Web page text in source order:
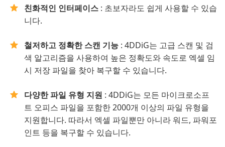
친화적인 인터페이스 : 초보자라도 쉽게 사용할 수 있습
니다.
철저하고 정확한 스캔 기능 : 4DDiG는 고급 스캔 및 검
색 알고리즘을 사용하여 높은 정확도와 속도로 엑셀 임
시 저장 파일을 찾아 복구할 수 있습니다.
다양한 파일 유형 지원 : 4DDiG는 모든 마이크로소프
트 오피스 파일을 포함한 2000개 이상의 파일 유형을
지원합니다. 따라서 엑셀 파일뿐만 아니라 워드, 파워포
인트 등을 복구할 수 있습니다.